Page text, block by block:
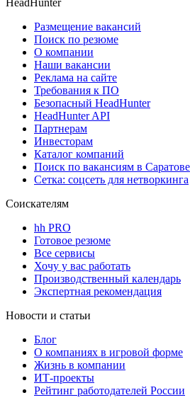
Размещение вакансий
Поиск по резюме
О компании
Наши вакансии
Реклама на сайте
Требования к ПО
Безопасный HeadHunter
HeadHunter API
Партнерам
Инвесторам
Каталог компаний
Поиск по вакансиям в Саратове
Сетка: соцсеть для нетворкинга
Соискателям
hh PRO
Готовое резюме
Все сервисы
Хочу у вас работать
Производственный календарь
Экспертная рекомендация
Новости и статьи
Блог
О компаниях в игровой форме
Жизнь в компании
ИТ-проекты
Рейтинг работодателей России